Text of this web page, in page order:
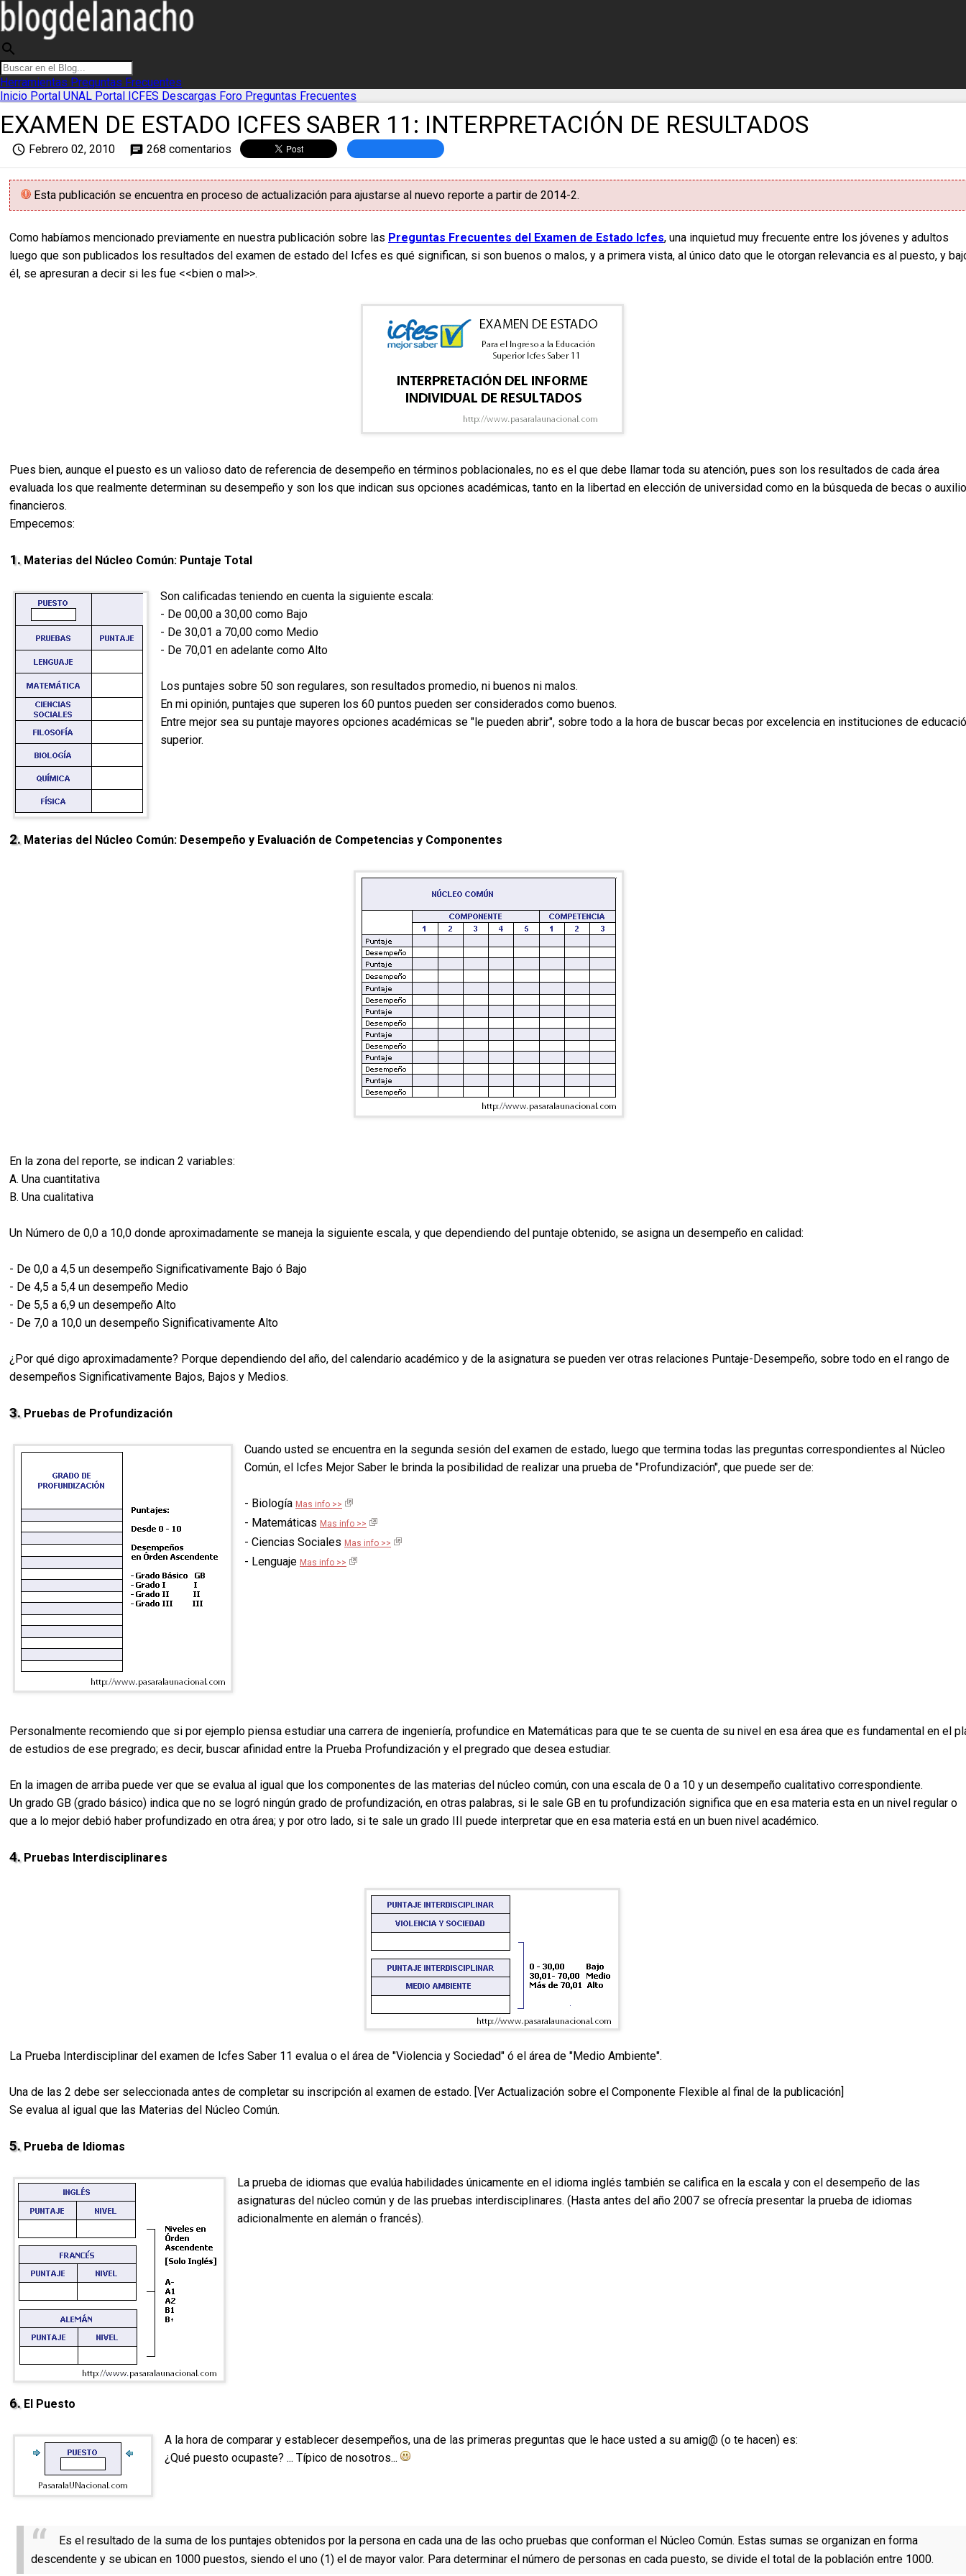
search
Herramientas Preguntas Frecuentes
Inicio Portal UNAL Portal ICFES Descargas Foro Preguntas Frecuentes
EXAMEN DE ESTADO ICFES SABER 11: INTERPRETACIÓN DE RESULTADOS
access_time Febrero 02, 2010 chat 268 comentarios
Esta publicación se encuentra en proceso de actualización para ajustarse al nuevo reporte a partir de 2014-2.
Como habíamos mencionado previamente en nuestra publicación sobre las Preguntas Frecuentes del Examen de Estado Icfes, una inquietud muy frecuente entre los jóvenes y adultos
luego que son publicados los resultados del examen de estado del Icfes es qué significan, si son buenos o malos, y a primera vista, al único dato que le otorgan relevancia es al puesto, y
él, se apresuran a decir si les fue <<bien o mal>>.
Pues bien, aunque el puesto es un valioso dato de referencia de desempeño en términos poblacionales, no es el que debe llamar toda su atención, pues son los resultados de cada área
evaluada los que realmente determinan su desempeño y son los que indican sus opciones académicas, tanto en la libertad en elección de universidad como en la búsqueda de becas o
financieros.
Empecemos:
1. Materias del Núcleo Común: Puntaje Total
Son calificadas teniendo en cuenta la siguiente escala:
- De 00,00 a 30,00 como Bajo
- De 30,01 a 70,00 como Medio
- De 70,01 en adelante como Alto
Los puntajes sobre 50 son regulares, son resultados promedio, ni buenos ni malos.
En mi opinión, puntajes que superen los 60 puntos pueden ser considerados como buenos.
Entre mejor sea su puntaje mayores opciones académicas se "le pueden abrir", sobre todo a la hora de buscar becas por excelencia en instituciones de
superior.
2. Materias del Núcleo Común: Desempeño y Evaluación de Competencias y Componentes
En la zona del reporte, se indican 2 variables:
A. Una cuantitativa
B. Una cualitativa
Un Número de 0,0 a 10,0 donde aproximadamente se maneja la siguiente escala, y que dependiendo del puntaje obtenido, se asigna un desempeño en calidad:
- De 0,0 a 4,5 un desempeño Significativamente Bajo ó Bajo
- De 4,5 a 5,4 un desempeño Medio
- De 5,5 a 6,9 un desempeño Alto
- De 7,0 a 10,0 un desempeño Significativamente Alto
¿Por qué digo aproximadamente? Porque dependiendo del año, del calendario académico y de la asignatura se pueden ver otras relaciones Puntaje-Desempeño, sobre todo en el rango de
desempeños Significativamente Bajos, Bajos y Medios.
3. Pruebas de Profundización
Cuando usted se encuentra en la segunda sesión del examen de estado, luego que termina todas las preguntas correspondientes al Núcleo
Común, el Icfes Mejor Saber le brinda la posibilidad de realizar una prueba de "Profundización", que puede ser de:
- Biología Mas info >>
- Matemáticas Mas info >>
- Ciencias Sociales Mas info >>
- Lenguaje Mas info >>
Personalmente recomiendo que si por ejemplo piensa estudiar una carrera de ingeniería, profundice en Matemáticas para que te se cuenta de su nivel en esa área que es fundamental en el
de estudios de ese pregrado; es decir, buscar afinidad entre la Prueba Profundización y el pregrado que desea estudiar.
En la imagen de arriba puede ver que se evalua al igual que los componentes de las materias del núcleo común, con una escala de 0 a 10 y un desempeño cualitativo correspondiente.
Un grado GB (grado básico) indica que no se logró ningún grado de profundización, en otras palabras, si le sale GB en tu profundización significa que en esa materia esta en un nivel regular o
que a lo mejor debió haber profundizado en otra área; y por otro lado, si te sale un grado III puede interpretar que en esa materia está en un buen nivel académico.
4. Pruebas Interdisciplinares
La Prueba Interdisciplinar del examen de Icfes Saber 11 evalua o el área de "Violencia y Sociedad" ó el área de "Medio Ambiente".
Una de las 2 debe ser seleccionada antes de completar su inscripción al examen de estado. [Ver Actualización sobre el Componente Flexible al final de la publicación]
Se evalua al igual que las Materias del Núcleo Común.
5. Prueba de Idiomas
La prueba de idiomas que evalúa habilidades únicamente en el idioma inglés también se califica en la escala y con el desempeño de las
asignaturas del núcleo común y de las pruebas interdisciplinares. (Hasta antes del año 2007 se ofrecía presentar la prueba de idiomas
adicionalmente en alemán o francés).
6. El Puesto
A la hora de comparar y establecer desempeños, una de las primeras preguntas que le hace usted a su amig@ (o te hacen) es:
¿Qué puesto ocupaste? ... Típico de nosotros...
Es el resultado de la suma de los puntajes obtenidos por la persona en cada una de las ocho pruebas que conforman el Núcleo Común. Estas sumas se organizan en forma
descendente y se ubican en 1000 puestos, siendo el uno (1) el de mayor valor. Para determinar el número de personas en cada puesto, se divide el total de la población entre 1000.